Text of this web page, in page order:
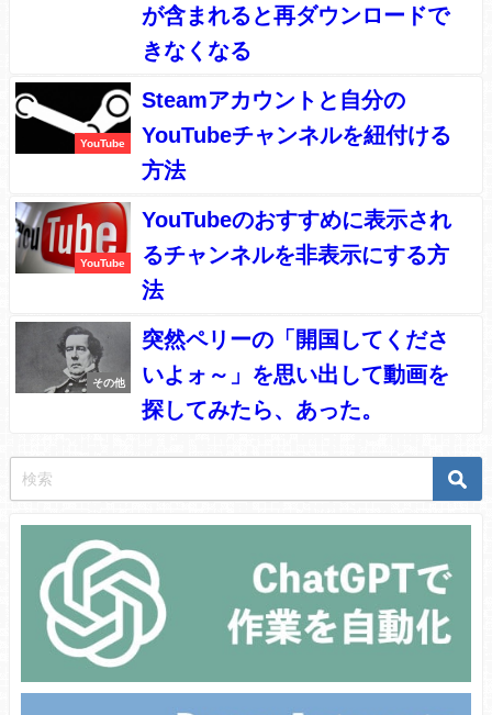
が含まれると再ダウンロードで
きなくなる
YouTube
Steamアカウントと自分の
YouTubeチャンネルを紐付ける
方法
YouTube
YouTubeのおすすめに表示され
るチャンネルを非表示にする方
法
その他
突然ペリーの「開国してくださ
いよォ～」を思い出して動画を
探してみたら、あった。